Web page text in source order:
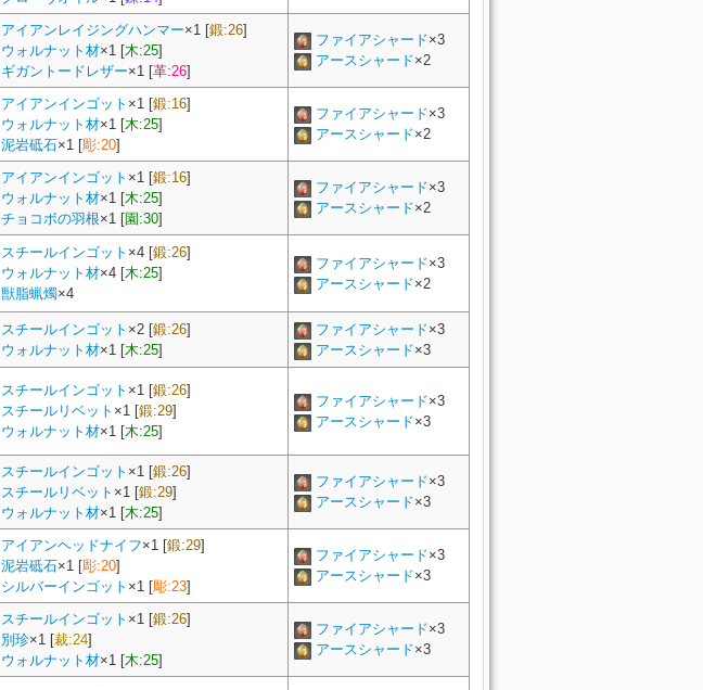
アイアンレイジングハンマー×1 [鍛:26]
ウォルナット材×1 [木:25]
ギガントードレザー×1 [革:26]
ファイアシャード×3
アースシャード×2
アイアンインゴット ×1 [鍛:16]
ウォルナット材×1 [木:25]
泥岩砥石×1 [彫:20]
ファイアシャード×3
アースシャード×2
アイアンインゴット ×1 [鍛:16]
ウォルナット材×1 [木:25]
チョコボの羽根×1 [園:30]
ファイアシャード×3
アースシャード×2
スチールインゴット ×4 [鍛:26]
ウォルナット材×4 [木:25]
獣脂蝋燭×4
ファイアシャード×3
アースシャード×2
スチールインゴット ×2 [鍛:26]
ウォルナット材×1 [木:25]
ファイアシャード×3
アースシャード×3
スチールインゴット ×1 [鍛:26]
スチールリベット ×1 [鍛:29]
ウォルナット材×1 [木:25]
ファイアシャード×3
アースシャード×3
スチールインゴット ×1 [鍛:26]
スチールリベット ×1 [鍛:29]
ウォルナット材×1 [木:25]
ファイアシャード×3
アースシャード×3
アイアンヘッドナイフ×1 [鍛:29]
泥岩砥石×1 [彫:20]
シルバーインゴット ×1 [彫:23]
ファイアシャード×3
アースシャード×3
スチールインゴット ×1 [鍛:26]
別珍×1 [裁:24]
ウォルナット材×1 [木:25]
ファイアシャード×3
アースシャード×3